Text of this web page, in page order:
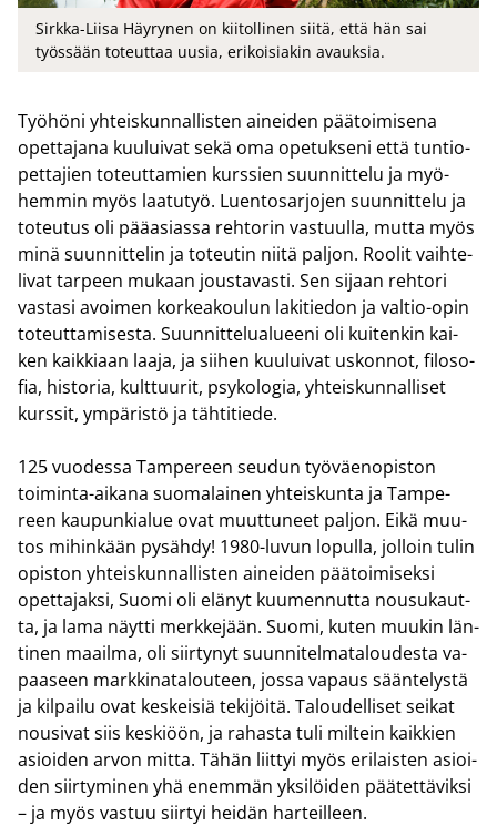
Sirkka-Liisa Häyrynen on kiitollinen siitä, että hän sai
työssään toteuttaa uusia, erikoisiakin avauksia.
Työ­hö­ni yh­teis­kun­nal­lis­ten ai­nei­den pää­toi­mi­se­na
opet­ta­ja­na kuu­lui­vat sekä oma ope­tuk­se­ni että tun­tio­
pet­ta­jien to­teut­ta­mien kurs­sien suun­nit­te­lu ja myö­
hem­min myös laa­tu­työ. Luen­to­sar­jo­jen suun­nit­te­lu ja
to­teu­tus oli pää­asias­sa reh­to­rin vas­tuul­la, mutta myös
minä suun­nit­te­lin ja to­teu­tin niitä pal­jon. Roo­lit vaih­te­
li­vat tar­peen mu­kaan jous­ta­vas­ti. Sen si­jaan reh­to­ri
vas­ta­si avoi­men kor­kea­kou­lun la­ki­tie­don ja valtio-​opin
to­teut­ta­mi­ses­ta. Suun­nit­te­lua­lu­ee­ni oli kui­ten­kin kai­
ken kaik­ki­aan laaja, ja sii­hen kuu­lui­vat us­kon­not, fi­lo­so­
fia, his­to­ria, kult­tuu­rit, psy­ko­lo­gia, yh­teis­kun­nal­li­set
kurs­sit, ym­pä­ris­tö ja täh­ti­tie­de.
125 vuo­des­sa Tam­pe­reen seu­dun työ­väen­opis­ton
toiminta-​aikana suo­ma­lai­nen yh­teis­kun­ta ja Tam­pe­
reen kau­pun­kia­lue ovat muut­tu­neet pal­jon. Eikä muu­
tos mi­hin­kään py­säh­dy! 1980-​luvun lo­pul­la, jol­loin tulin
opis­ton yh­teis­kun­nal­lis­ten ai­nei­den pää­toi­mi­sek­si
opet­ta­jak­si, Suomi oli elä­nyt kuu­men­nut­ta nousu­kaut­
ta, ja lama näyt­ti merk­ke­jään. Suomi, kuten muu­kin län­
ti­nen maa­il­ma, oli siir­ty­nyt suun­ni­tel­ma­ta­lou­des­ta va­
paa­seen mark­ki­na­ta­lou­teen, jossa va­paus sään­te­lys­tä
ja kil­pai­lu ovat kes­kei­siä te­ki­jöi­tä. Ta­lou­del­li­set sei­kat
nousi­vat siis kes­ki­öön, ja ra­has­ta tuli mil­tein kaik­kien
asioi­den arvon mitta. Tähän liit­tyi myös eri­lais­ten asioi­
den siir­ty­mi­nen yhä enem­män yk­si­löi­den pää­tet­tä­vik­si
– ja myös vas­tuu siir­tyi hei­dän har­teil­leen.